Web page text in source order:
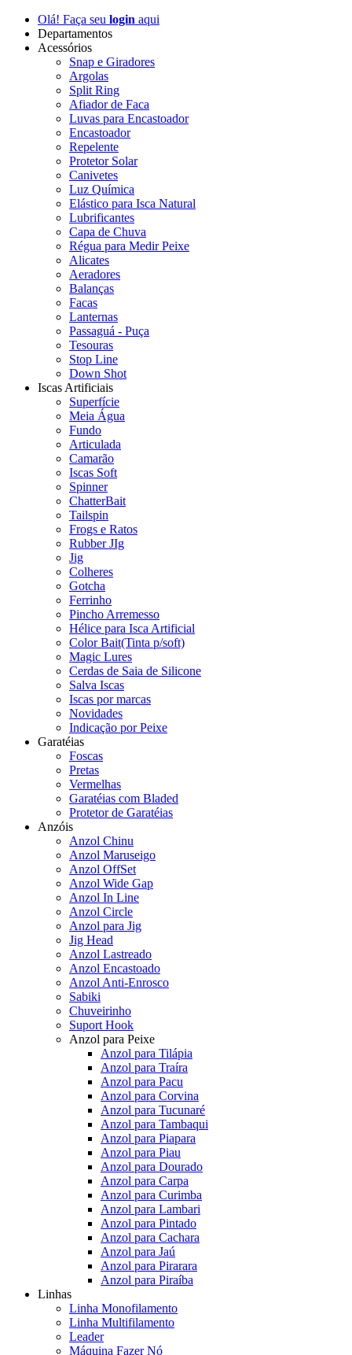
Olá! Faça seu login aqui
Departamentos
Acessórios
Snap e Giradores
Argolas
Split Ring
Afiador de Faca
Luvas para Encastoador
Encastoador
Repelente
Protetor Solar
Canivetes
Luz Química
Elástico para Isca Natural
Lubrificantes
Capa de Chuva
Régua para Medir Peixe
Alicates
Aeradores
Balanças
Facas
Lanternas
Passaguá - Puça
Tesouras
Stop Line
Down Shot
Iscas Artificiais
Superfície
Meia Água
Fundo
Articulada
Camarão
Iscas Soft
Spinner
ChatterBait
Tailspin
Frogs e Ratos
Rubber JIg
Jig
Colheres
Gotcha
Ferrinho
Pincho Arremesso
Hélice para Isca Artificial
Color Bait(Tinta p/soft)
Magic Lures
Cerdas de Saia de Silicone
Salva Iscas
Iscas por marcas
Novidades
Indicação por Peixe
Garatéias
Foscas
Pretas
Vermelhas
Garatéias com Bladed
Protetor de Garatéias
Anzóis
Anzol Chinu
Anzol Maruseigo
Anzol OffSet
Anzol Wide Gap
Anzol In Line
Anzol Circle
Anzol para Jig
Jig Head
Anzol Lastreado
Anzol Encastoado
Anzol Anti-Enrosco
Sabiki
Chuveirinho
Suport Hook
Anzol para Peixe
Anzol para Tilápia
Anzol para Traíra
Anzol para Pacu
Anzol para Corvina
Anzol para Tucunaré
Anzol para Tambaqui
Anzol para Piapara
Anzol para Piau
Anzol para Dourado
Anzol para Carpa
Anzol para Curimba
Anzol para Lambari
Anzol para Pintado
Anzol para Cachara
Anzol para Jaú
Anzol para Pirarara
Anzol para Piraíba
Linhas
Linha Monofilamento
Linha Multifilamento
Leader
Máquina Fazer Nó